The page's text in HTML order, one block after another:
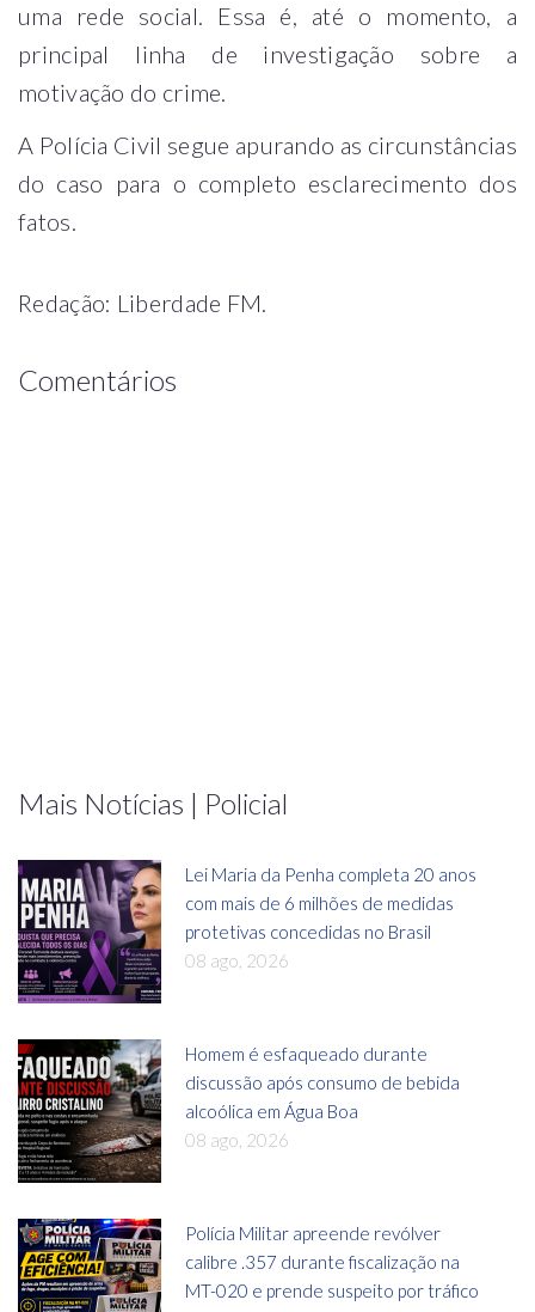
uma rede social. Essa é, até o momento, a
principal linha de investigação sobre a
motivação do crime.
A Polícia Civil segue apurando as circunstâncias
do caso para o completo esclarecimento dos
fatos.
Redação: Liberdade FM.
Comentários
Mais Notícias | Policial
Lei Maria da Penha completa 20 anos
com mais de 6 milhões de medidas
protetivas concedidas no Brasil
08 ago, 2026
Homem é esfaqueado durante
discussão após consumo de bebida
alcoólica em Água Boa
08 ago, 2026
Polícia Militar apreende revólver
calibre .357 durante fiscalização na
MT-020 e prende suspeito por tráfico